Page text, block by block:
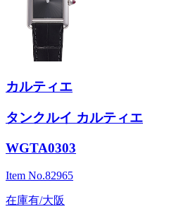
カルティエ
タンクルイ カルティエ
WGTA0303
Item No.82965
在庫有/大阪